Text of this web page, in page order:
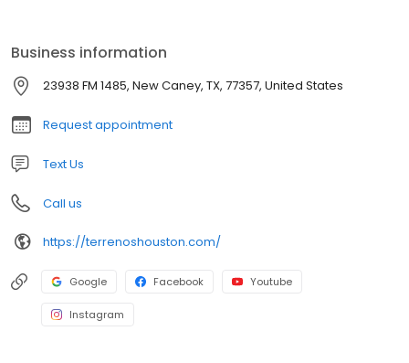
Business information
23938 FM 1485, New Caney, TX, 77357, United States
Request appointment
Text Us
Call us
https://terrenoshouston.com/
Google Facebook Youtube
Instagram